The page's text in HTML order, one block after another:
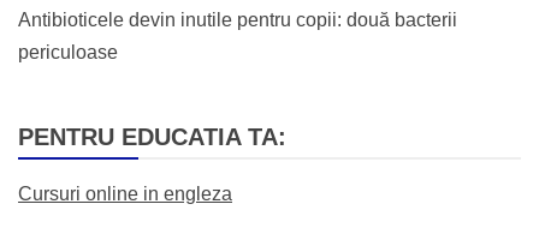
Antibioticele devin inutile pentru copii: două bacterii
periculoase
PENTRU EDUCATIA TA:
Cursuri online in engleza